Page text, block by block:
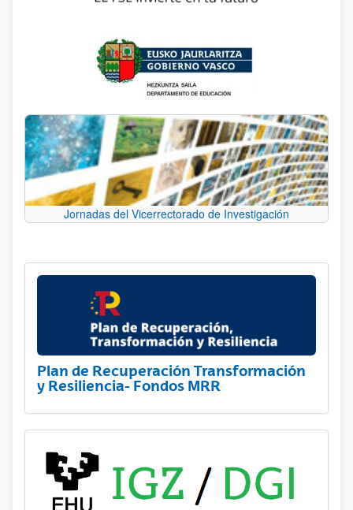
Jornadas del Vicerrectorado de Investigación
Plan de Recuperación Transformación
y Resiliencia- Fondos MRR